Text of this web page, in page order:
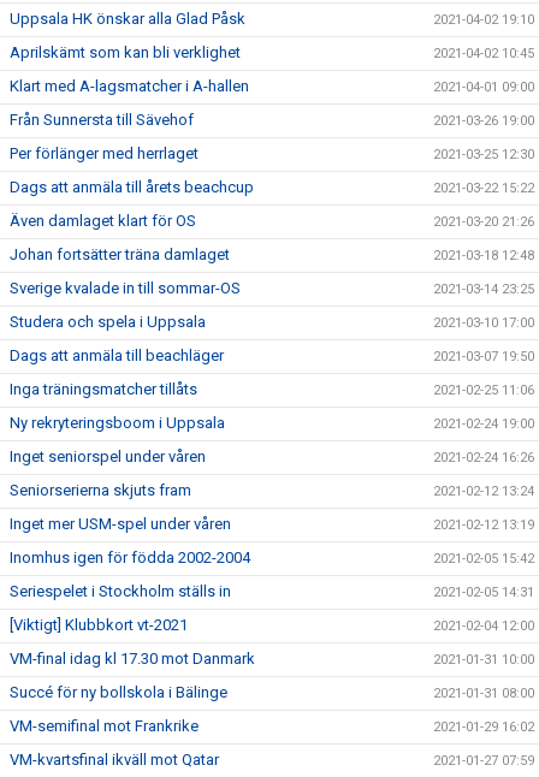
Uppsala HK önskar alla Glad Påsk 2021-04-02 19:10
Aprilskämt som kan bli verklighet 2021-04-02 10:45
Klart med A-lagsmatcher i A-hallen 2021-04-01 09:00
Från Sunnersta till Sävehof 2021-03-26 19:00
Per förlänger med herrlaget 2021-03-25 12:30
Dags att anmäla till årets beachcup 2021-03-22 15:22
Även damlaget klart för OS 2021-03-20 21:26
Johan fortsätter träna damlaget 2021-03-18 12:48
Sverige kvalade in till sommar-OS 2021-03-14 23:25
Studera och spela i Uppsala 2021-03-10 17:00
Dags att anmäla till beachläger 2021-03-07 19:50
Inga träningsmatcher tillåts 2021-02-25 11:06
Ny rekryteringsboom i Uppsala 2021-02-24 19:00
Inget seniorspel under våren 2021-02-24 16:26
Seniorserierna skjuts fram 2021-02-12 13:24
Inget mer USM-spel under våren 2021-02-12 13:19
Inomhus igen för födda 2002-2004 2021-02-05 15:42
Seriespelet i Stockholm ställs in 2021-02-05 14:31
[Viktigt] Klubbkort vt-2021 2021-02-04 12:00
VM-final idag kl 17.30 mot Danmark 2021-01-31 10:00
Succé för ny bollskola i Bälinge 2021-01-31 08:00
VM-semifinal mot Frankrike 2021-01-29 16:02
VM-kvartsfinal ikväll mot Qatar 2021-01-27 07:59